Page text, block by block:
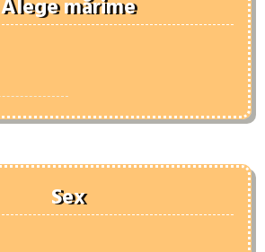
Alege mărime
Sex